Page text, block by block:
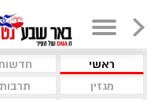
ראשי
מגזין
תרבות